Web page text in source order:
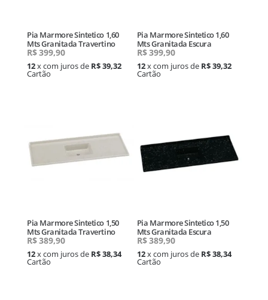
Pia Marmore Sintetico 1,60
Mts Granitada Travertino
R$399,90
12x com juros de R$ 39,32
Cartão
Pia Marmore Sintetico 1,60
Mts Granitada Escura
R$399,90
12x com juros de R$ 39,32
Cartão
Pia Marmore Sintetico 1,50
Mts Granitada Travertino
R$389,90
12x com juros de R$ 38,34
Cartão
Pia Marmore Sintetico 1,50
Mts Granitada Escura
R$389,90
12x com juros de R$ 38,34
Cartão